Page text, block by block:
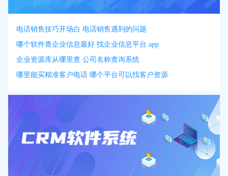
电话销售技巧开场白 电话销售遇到的问题
哪个软件查企业信息最好 找企业信息平台 app
企业资源库从哪里查 公司名称查询系统
哪里能买精准客户电话 哪个平台可以找客户资源